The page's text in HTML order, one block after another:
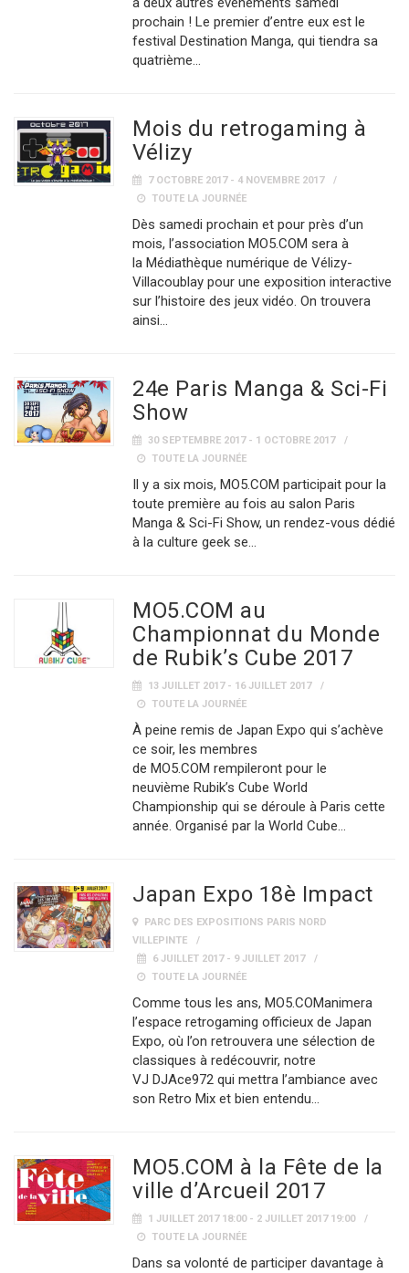
prochain ! Le premier d’entre eux est le
festival Destination Manga, qui tiendra sa
quatrième…
Mois du retrogaming à
Vélizy
7 OCTOBRE 2017 - 4 NOVEMBRE 2017
TOUTE LA JOURNÉE
Dès samedi prochain et pour près d’un
mois, l’association MO5.COM sera à
la Médiathèque numérique de Vélizy-
Villacoublay pour une exposition interactive
sur l’histoire des jeux vidéo. On trouvera
ainsi…
24e Paris Manga & Sci-Fi
Show
30 SEPTEMBRE 2017 - 1 OCTOBRE 2017
TOUTE LA JOURNÉE
Il y a six mois, MO5.COM participait pour la
toute première au fois au salon Paris
Manga & Sci-Fi Show, un rendez-vous dédié
à la culture geek se…
MO5.COM au
Championnat du Monde
de Rubik’s Cube 2017
13 JUILLET 2017 - 16 JUILLET 2017
TOUTE LA JOURNÉE
À peine remis de Japan Expo qui s’achève
ce soir, les membres
de MO5.COM rempileront pour le
neuvième Rubik’s Cube World
Championship qui se déroule à Paris cette
année. Organisé par la World Cube…
Japan Expo 18è Impact
PARC DES EXPOSITIONS PARIS NORD
VILLEPINTE
6 JUILLET 2017 - 9 JUILLET 2017
TOUTE LA JOURNÉE
Comme tous les ans, MO5.COManimera
l’espace retrogaming officieux de Japan
Expo, où l’on retrouvera une sélection de
classiques à redécouvrir, notre
VJ DJAce972 qui mettra l’ambiance avec
son Retro Mix et bien entendu…
MO5.COM à la Fête de la
ville d’Arcueil 2017
1 JUILLET 2017 18:00 - 2 JUILLET 2017 19:00
TOUTE LA JOURNÉE
Dans sa volonté de participer davantage à